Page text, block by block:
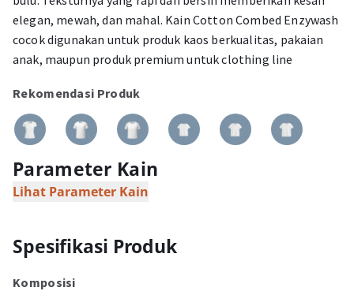
elegan, mewah, dan mahal. Kain Cotton Combed Enzywash
cocok digunakan untuk produk kaos berkualitas, pakaian
anak, maupun produk premium untuk clothing line
Rekomendasi Produk
Parameter Kain
Lihat Parameter Kain
Spesifikasi Produk
Komposisi